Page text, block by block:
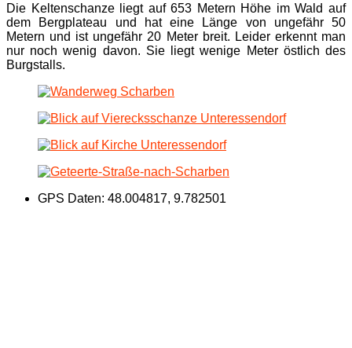
Die Keltenschanze liegt auf 653 Metern Höhe im Wald auf
dem Bergplateau und hat eine Länge von ungefähr 50
Metern und ist ungefähr 20 Meter breit. Leider erkennt man
nur noch wenig davon. Sie liegt wenige Meter östlich des
Burgstalls.
GPS Daten: 48.004817, 9.782501